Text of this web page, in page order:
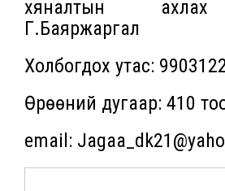
хяналтын
Г.Баяржаргал
Холбогдох утас:
Өрөөний дугаар: 410
email: